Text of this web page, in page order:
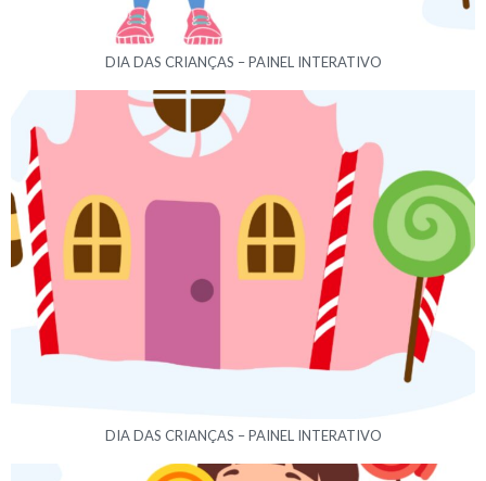
DIA DAS CRIANÇAS – PAINEL INTERATIVO
DIA DAS CRIANÇAS – PAINEL INTERATIVO